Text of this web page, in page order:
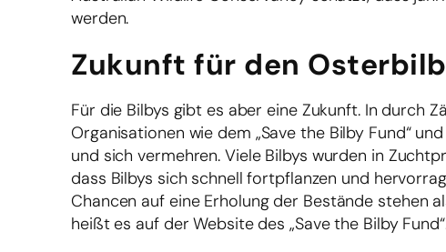
werden.
Zukunft für den
Für die Bilbys gibt es aber eine Zukunft. In durch
Organisationen wie dem „Save the Bilby Fund“
und sich vermehren. Viele Bilbys wurden in
dass Bilbys sich schnell fortpflanzen und
Chancen auf eine Erholung der Bestände stehen
heißt es auf der Website des „Save the Bilby